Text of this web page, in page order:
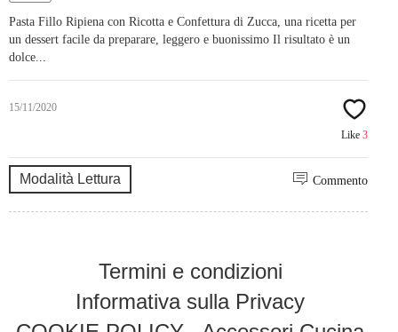
Pasta Fillo Ripiena con Ricotta e Confettura di Zucca, una ricetta per
un dessert facile da preparare, leggero e buonissimo Il risultato è un
dolce...
15/11/2020
Like 3
Modalità Lettura Commento
Termini e condizioni
Informativa sulla Privacy